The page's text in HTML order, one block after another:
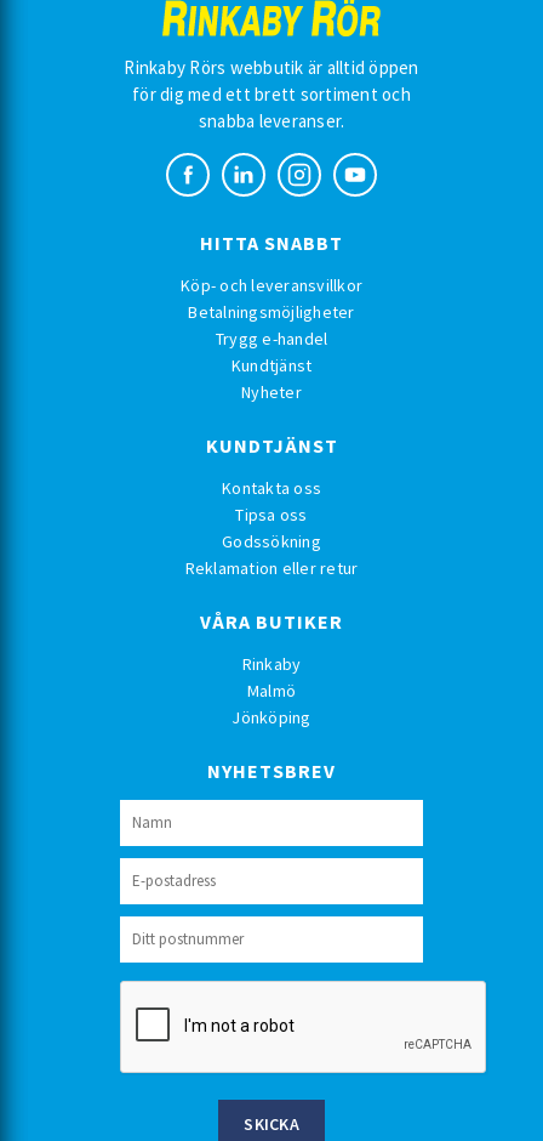
Rinkaby Rörs webbutik är alltid öppen
för dig med ett brett sortiment och
snabba leveranser.
HITTA SNABBT
Köp- och leveransvillkor
Betalningsmöjligheter
Trygg e-handel
Kundtjänst
Nyheter
KUNDTJÄNST
Kontakta oss
Tipsa oss
Godssökning
Reklamation eller retur
VÅRA BUTIKER
Rinkaby
Malmö
Jönköping
NYHETSBREV
SKICKA